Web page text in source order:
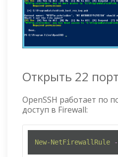
Открыть 22 порт
OpenSSH работает по
доступ в Firewall:
New-NetFirewallRule